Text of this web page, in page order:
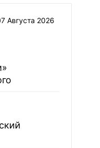
Августа 2026